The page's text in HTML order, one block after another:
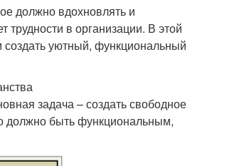
должно вдохновлять и
трудности в организации. В этой
уютный, функциональный
задача – создать свободное
должно быть функциональным,